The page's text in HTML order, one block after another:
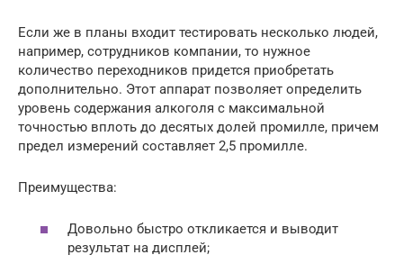
Если же в планы входит тестировать несколько людей,
например, сотрудников компании, то нужное
количество переходников придется приобретать
дополнительно. Этот аппарат позволяет определить
уровень содержания алкоголя с максимальной
точностью вплоть до десятых долей промилле, причем
предел измерений составляет 2,5 промилле.
Преимущества:
Довольно быстро откликается и выводит
результат на дисплей;